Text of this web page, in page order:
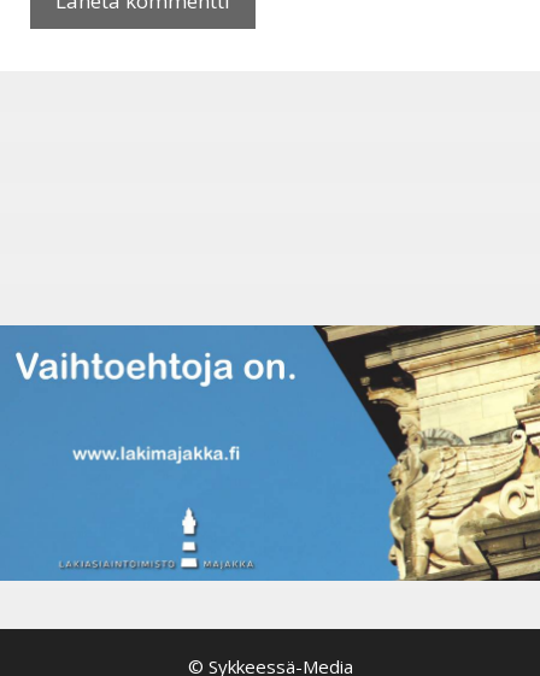
© Sykkeessä-Media